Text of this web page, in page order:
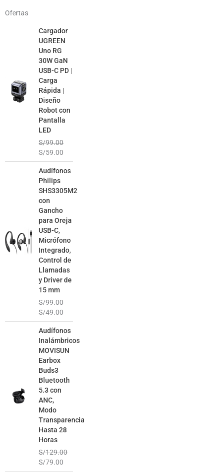
Ofertas
Cargador
UGREEN
Uno RG
30W GaN
USB-C PD |
Carga
Rápida |
Diseño
Robot con
Pantalla
LED
S/99.00
precio
S/59.00
Audífonos
Philips
SHS3305M2
con
Gancho
para Oreja
USB-C,
Micrófono
Integrado,
Control de
Llamadas
y Driver de
15 mm
S/99.00
precio
original
S/99.00.
S/49.00
Audífonos
Inalámbricos
MOVISUN
Earbox
Buds3
Bluetooth
5.3 con
ANC,
Modo
Transparencia
Hasta 28
Horas
S/129.00
precio
era:
S/129.00.
S/79.00
precio